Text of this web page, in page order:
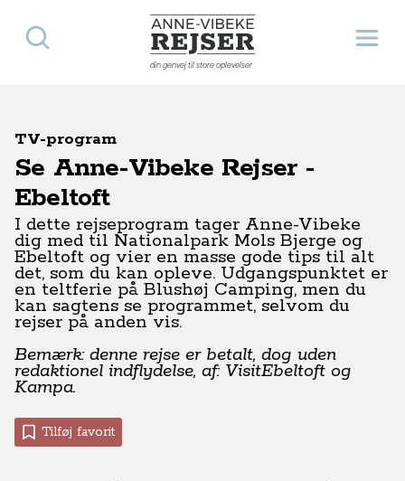
Anne-Vibeke Rejser
din genvej til store oplevelser
Åbn
Søg
TV-program
Se Anne-Vibeke Rejser -
Ebeltoft
I dette rejseprogram tager Anne-Vibeke
dig med til Nationalpark Mols Bjerge og
Ebeltoft og vier en masse gode tips til alt
det, som du kan opleve. Udgangspunktet er
en teltferie på Blushøj Camping, men du
kan sagtens se programmet, selvom du
rejser på anden vis.
Bemærk: denne rejse er betalt, dog uden
redaktionel indflydelse, af: VisitEbeltoft og
Kampa.
Tilføj favorit